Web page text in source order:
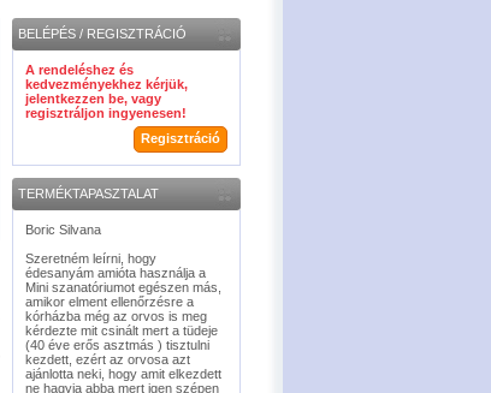
BELÉPÉS / REGISZTRÁCIÓ
A rendeléshez és
kedvezményekhez kérjük,
jelentkezzen be, vagy
regisztráljon ingyenesen!
Regisztráció
TERMÉKTAPASZTALAT
Boric Silvana
Szeretném leírni, hogy
édesanyám amióta használja a
Mini szanatóriumot egészen más,
amikor elment ellenőrzésre a
kórházba még az orvos is meg
kérdezte mit csinált mert a tüdeje
(40 éve erős asztmás ) tisztulni
kezdett, ezért az orvosa azt
ajánlotta neki, hogy amit elkezdett
ne hagyja abba mert igen szépen